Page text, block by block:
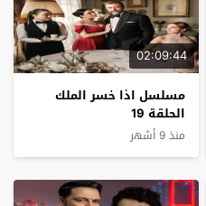
02:09:44
مسلسل اذا خسر الملك
الحلقة 19
منذ 9 أشهر